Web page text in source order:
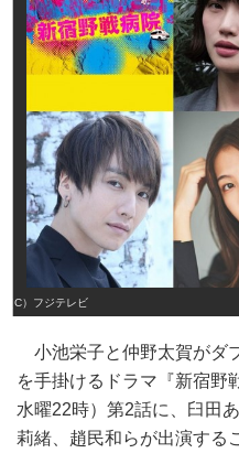
（C）フジテレビ
小池栄子と仲野太賀がダ
を手掛けるドラマ『新宿野
水曜22時）第2話に、臼田
莉緒、趙民和らが出演する